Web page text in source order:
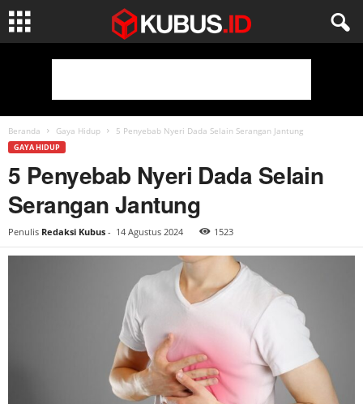
Beranda Gaya Hidup 5 Penyebab Nyeri Dada Selain Serangan Jantung
GAYA HIDUP
5 Penyebab Nyeri Dada Selain
Serangan Jantung
Penulis Redaksi Kubus - 14 Agustus 2024 1523